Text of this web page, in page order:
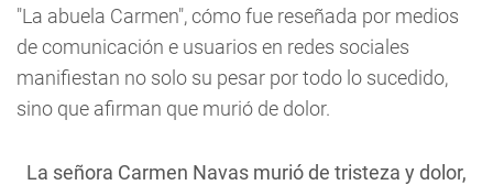
"La abuela Carmen", cómo fue reseñada por medios
de comunicación e usuarios en redes sociales
manifiestan no solo su pesar por todo lo sucedido,
sino que afirman que murió de dolor.
La señora Carmen Navas murió de tristeza y dolor,